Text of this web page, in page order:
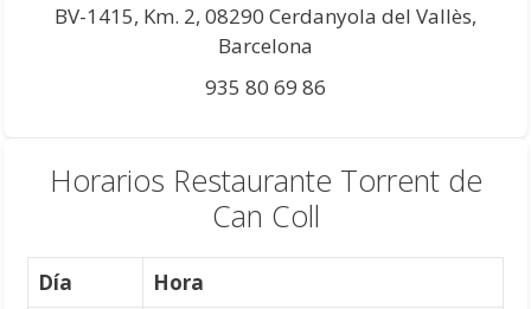
BV-1415, Km. 2, 08290 Cerdanyola del Vallès,
Barcelona
935 80 69 86
Horarios Restaurante Torrent de
Can Coll
Día
Hora